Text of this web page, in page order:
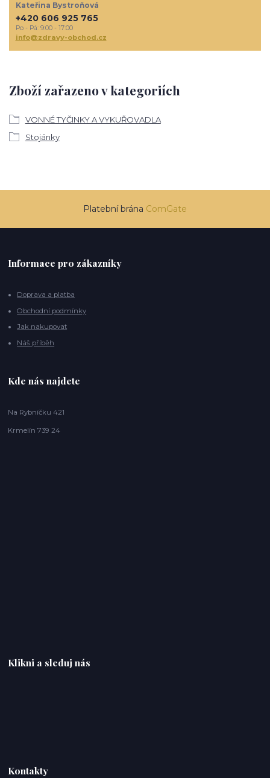
Zboží zařazeno v kategoriích
VONNÉ TYČINKY A VYKUŘOVADLA
Stojánky
Kateřina Bystroňová
+420 606 925 765
Po - Pá: 9:00 - 17:00
info@zdravy-obchod.cz
Platební brána ComGate
Informace pro zákazníky
Doprava a platba
Obchodní podmínky
Jak nakupovat
Náš příběh
Kde nás najdete
Na Rybníčku 421
Krmelín 739 24
Klikni a sleduj nás
Kontakty